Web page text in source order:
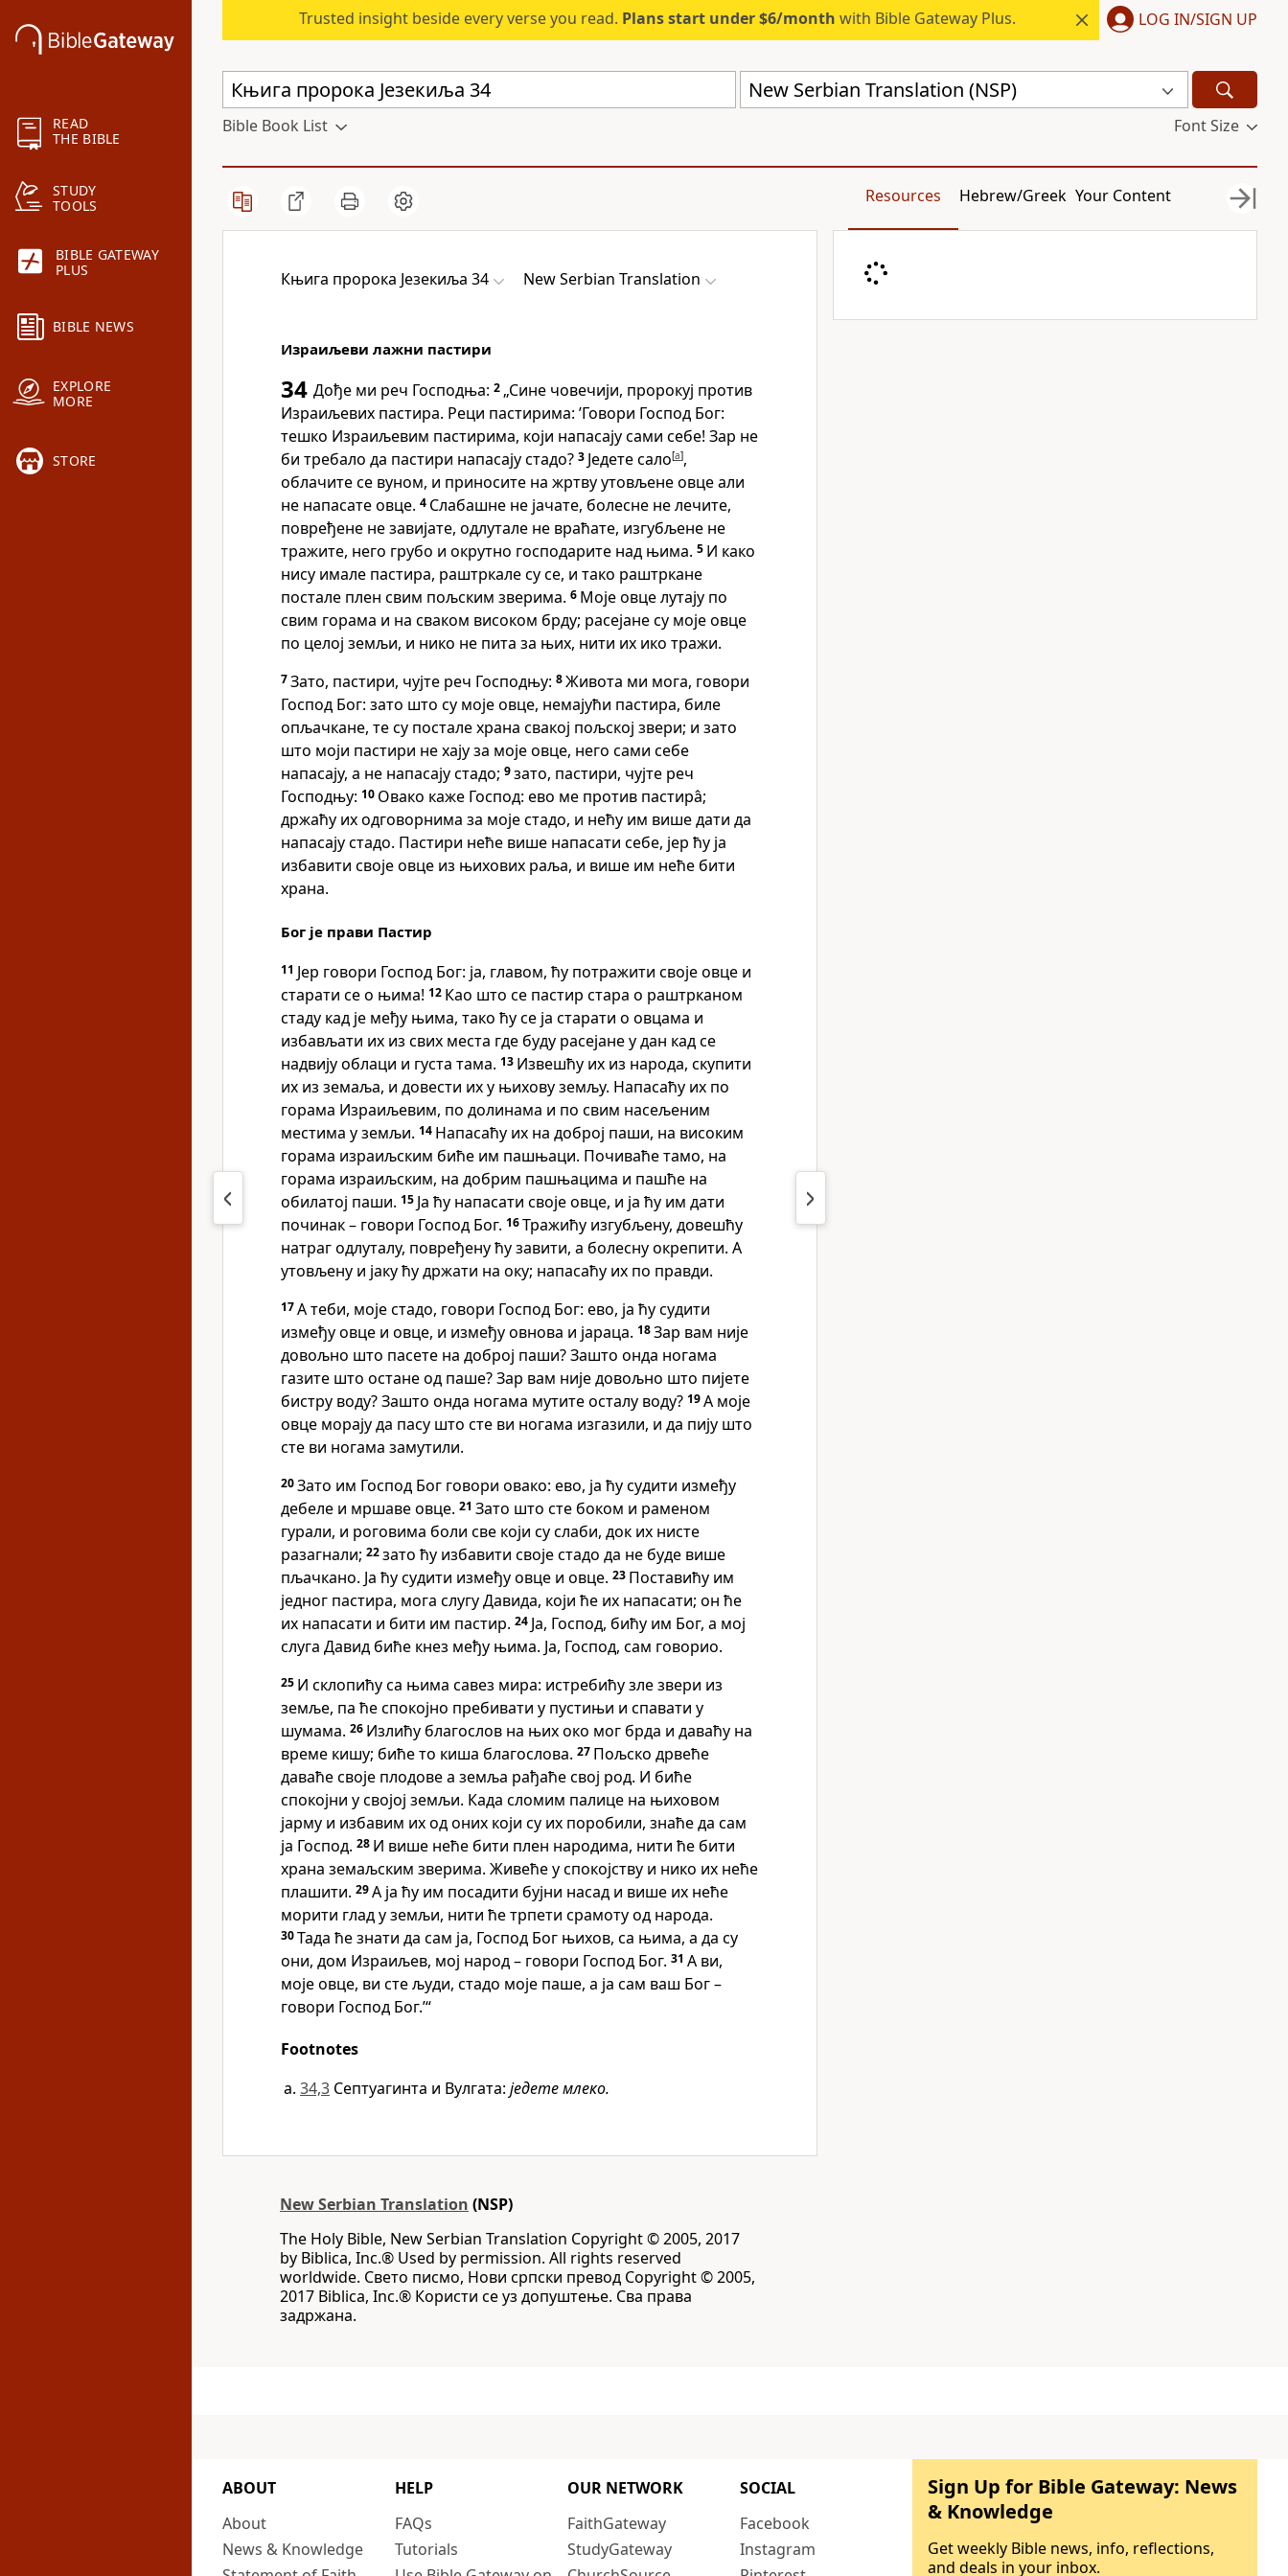
READ
THE BIBLE
STUDY
TOOLS
BIBLE GATEWAY
PLUS
BIBLE NEWS
EXPLORE
MORE
STORE
Trusted insight beside every verse you read. Plans start under $6/month with Bible Gateway Plus. LOG IN/SIGN UP
New Serbian Translation (NSP)
Bible Book List Font Size
Resources Hebrew/Greek Your Content
Књига пророка Језекиља 34 New Serbian Translation
Израиљеви лажни пастири
34 Дође ми реч Господња: 2 „Сине човечији, пророкуј против
Израиљевих пастира. Реци пастирима: ’Говори Господ Бог:
тешко Израиљевим пастирима, који напасају сами себе! Зар не
би требало да пастири напасају стадо? 3 Једете сало[a],
облачите се вуном, и приносите на жртву утовљене овце али
не напасате овце. 4 Слабашне не јачате, болесне не лечите,
повређене не завијате, одлутале не враћате, изгубљене не
тражите, него грубо и окрутно господарите над њима. 5 И како
нису имале пастира, раштркале су се, и тако раштркане
постале плен свим пољским зверима. 6 Моје овце лутају по
свим горама и на сваком високом брду; расејане су моје овце
по целој земљи, и нико не пита за њих, нити их ико тражи.
7Зато, пастири, чујте реч Господњу: 8Живота ми мога, говори
Господ Бог: зато што су моје овце, немајући пастира, биле
опљачкане, те су постале храна свакој пољској звери; и зато
што моји пастири не хају за моје овце, него сами себе
напасају, а не напасају стадо; 9зато, пастири, чујте реч
Господњу: 10 Овако каже Господ: ево ме против пастира̂;
држаћу их одговорнима за моје стадо, и нећу им више дати да
напасају стадо. Пастири неће више напасати себе, јер ћу ја
избавити своје овце из њихових раља, и више им неће бити
храна.
Бог је прави Пастир
11 Јер говори Господ Бог: ја, главом, ћу потражити своје овце и
старати се о њима! 12 Као што се пастир стара о раштрканом
стаду кад је међу њима, тако ћу се ја старати о овцама и
избављати их из свих места где буду расејане у дан кад се
надвију облаци и густа тама. 13 Извешћу их из народа, скупити
их из земаља, и довести их у њихову земљу. Напасаћу их по
горама Израиљевим, по долинама и по свим насељеним
местима у земљи. 14 Напасаћу их на доброј паши, на високим
горама израиљским биће им пашњаци. Почиваће тамо, на
горама израиљским, на добрим пашњацима и пашће на
обилатој паши. 15 Ја ћу напасати своје овце, и ја ћу им дати
починак – говори Господ Бог. 16Тражићу изгубљену, довешћу
натраг одлуталу, повређену ћу завити, а болесну окрепити. А
утовљену и јаку ћу држати на оку; напасаћу их по правди.
17А теби, моје стадо, говори Господ Бог: ево, ја ћу судити
између овце и овце, и између овнова и јараца. 18Зар вам није
довољно што пасете на доброј паши? Зашто онда ногама
газите што остане од паше? Зар вам није довољно што пијете
бистру воду? Зашто онда ногама мутите осталу воду? 19А моје
овце морају да пасу што сте ви ногама изгазили, и да пију што
сте ви ногама замутили.
20Зато им Господ Бог говори овако: ево, ја ћу судити између
дебеле и мршаве овце. 21 Зато што сте боком и раменом
гурали, и роговима боли све који су слаби, док их нисте
разагнали; 22зато ћу избавити своје стадо да не буде више
пљачкано. Ја ћу судити између овце и овце. 23 Поставићу им
једног пастира, мога слугу Давида, који ће их напасати; он ће
их напасати и бити им пастир. 24 Ја, Господ, бићу им Бог, а мој
слуга Давид биће кнез међу њима. Ја, Господ, сам говорио.
25 И склопићу са њима савез мира: истребићу зле звери из
земље, па ће спокојно пребивати у пустињи и спавати у
шумама. 26 Излићу благослов на њих око мог брда и даваћу на
време кишу; биће то киша благослова. 27 Пољско дрвеће
даваће своје плодове а земља рађаће свој род. И биће
спокојни у својој земљи. Када сломим палице на њиховом
јарму и избавим их од оних који су их поробили, знаће да сам
ја Господ. 28 И више неће бити плен народима, нити ће бити
храна земаљским зверима. Живеће у спокојству и нико их неће
плашити. 29А ја ћу им посадити бујни насад и више их неће
морити глад у земљи, нити ће трпети срамоту од народа.
30Тада ће знати да сам ја, Господ Бог њихов, са њима, а да су
они, дом Израиљев, мој народ – говори Господ Бог. 31 А ви,
моје овце, ви сте људи, стадо моје паше, а ја сам ваш Бог –
говори Господ Бог.’“
Footnotes
34,3 Септуагинта и Вулгата: једете млеко.
New Serbian Translation (NSP)
The Holy Bible, New Serbian Translation Copyright © 2005, 2017
by Biblica, Inc.® Used by permission. All rights reserved
worldwide. Свето писмо, Нови српски превод Copyright © 2005,
2017 Biblica, Inc.® Користи се уз допуштење. Сва права
задржана.
ABOUT
About
News & Knowledge
HELP
FAQs
Tutorials
OUR NETWORK
FaithGateway
StudyGateway
SOCIAL
Facebook
Instagram
Sign Up for Bible Gateway: News
& Knowledge
Get weekly Bible news, info, reflections,
and deals in your inbox.